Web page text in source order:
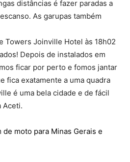
distâncias é fazer paradas a
As garupas também
Towers Joinville Hotel às 18h02
Depois de instalados em
ficar por perto e fomos jantar
fica exatamente a uma quadra
é uma bela cidade e de fácil
Aceti.
de moto para Minas Gerais e